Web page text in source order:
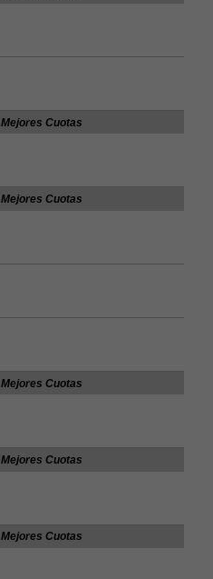
Mejores Cuotas
Mejores Cuotas
Mejores Cuotas
Mejores Cuotas
Mejores Cuotas